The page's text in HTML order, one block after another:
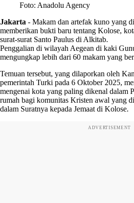
Foto: Anadolu Agency
Jakarta - Makam dan artefak kuno yang
memberikan bukti baru tentang Kolose,
surat-surat Santo Paulus di Alkitab.
Penggalian di wilayah Aegean di kaki
mengungkap lebih dari 60 makam yang
Temuan tersebut, yang dilaporkan oleh
pemerintah Turki pada 6 Oktober 2025,
mengenai kota yang paling dikenal dalam
rumah bagi komunitas Kristen awal yang
dalam Suratnya kepada Jemaat di Kolose.
ADVERTISEMENT